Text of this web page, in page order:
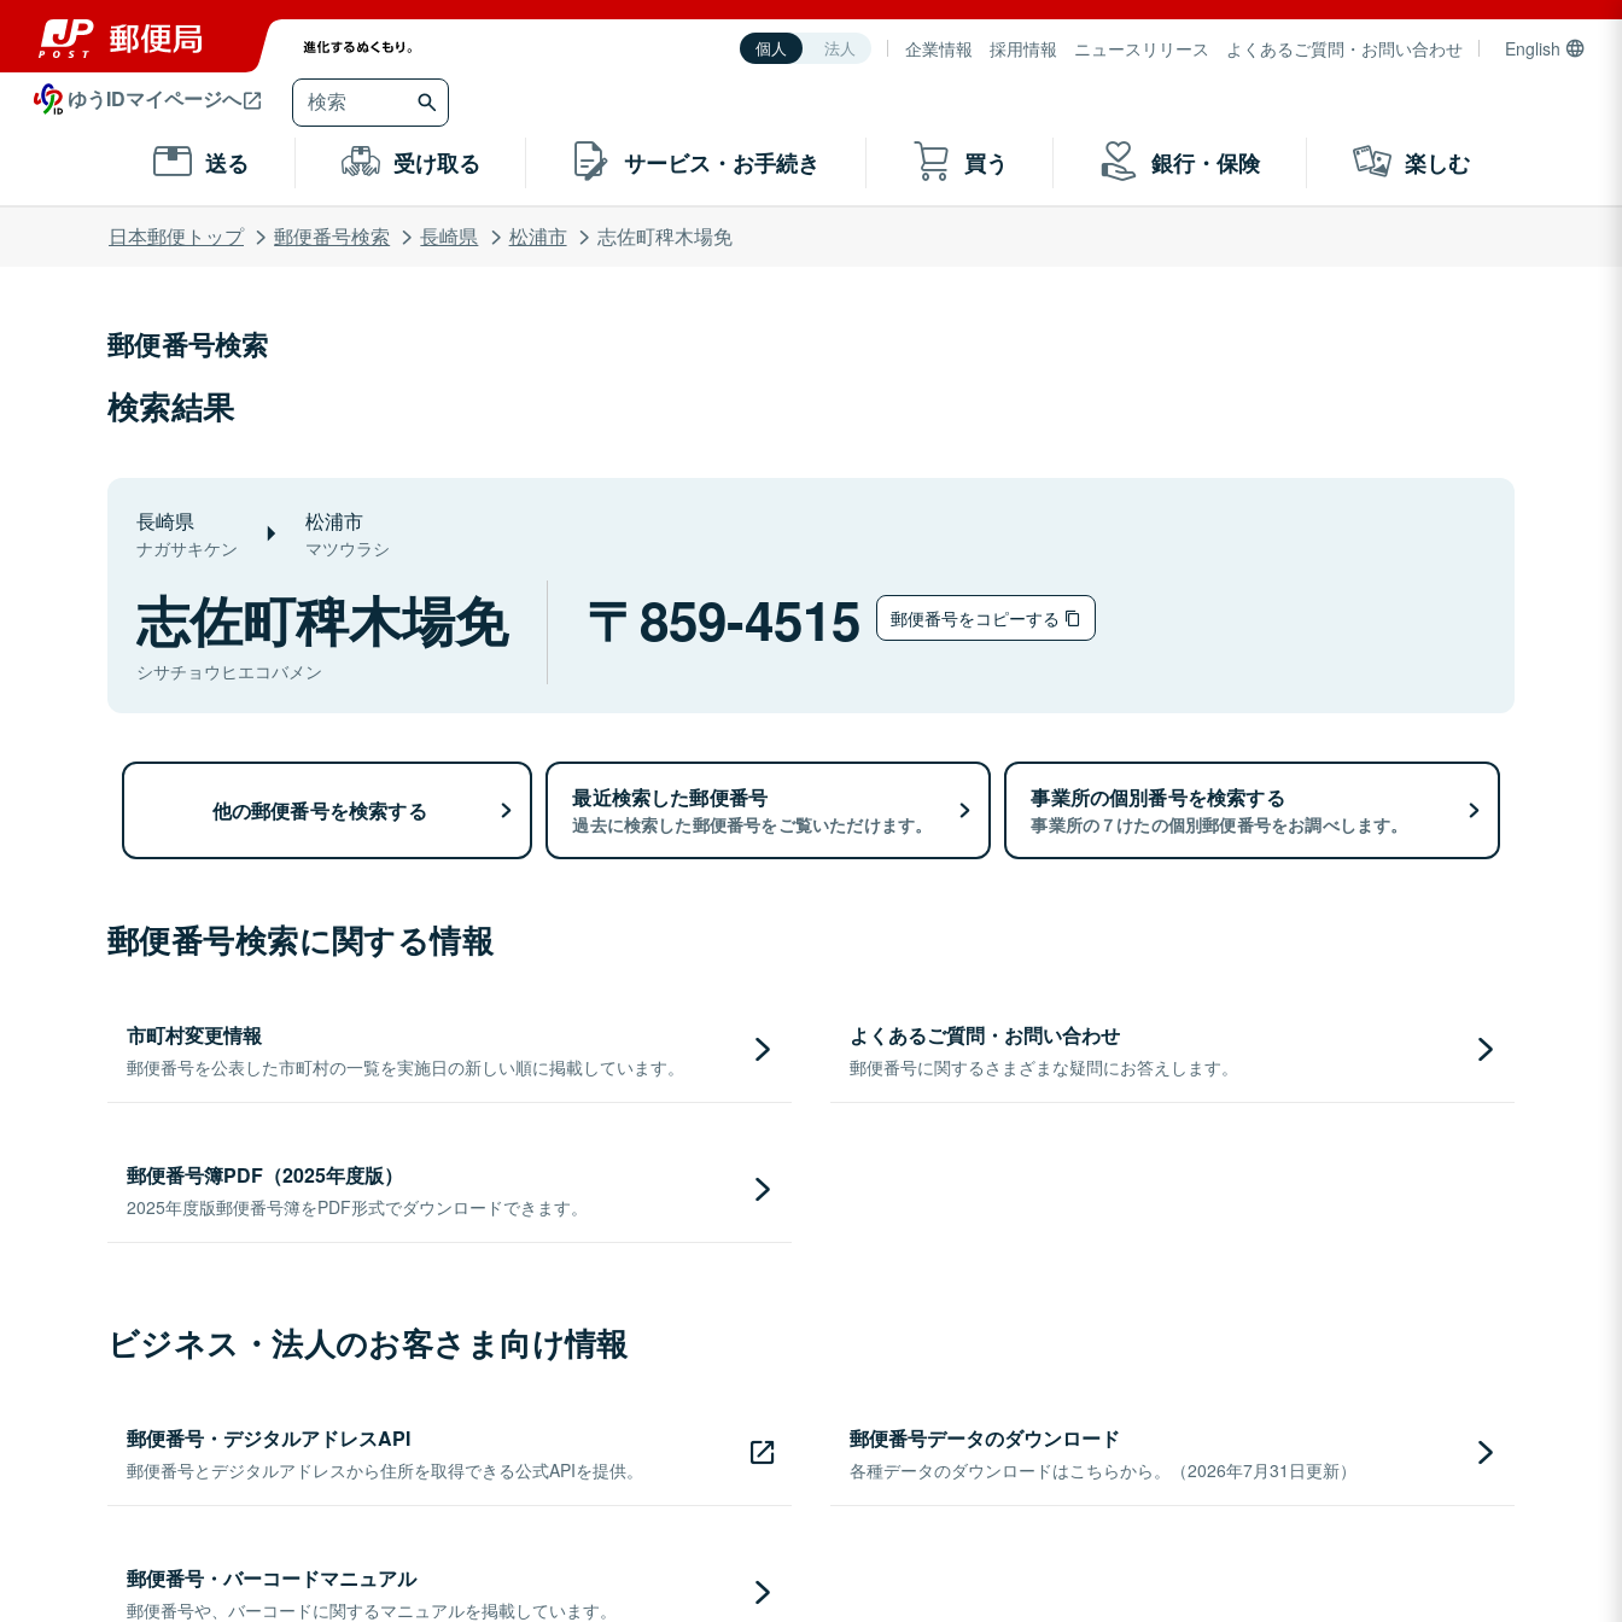
個人 法人 企業情報 採用情報 ニュースリリース よくあるご質問・お問い合わせ English
ゆうIDマイページへ
送る 受け取る サービス・お手続き 買う 銀行・保険 楽しむ
日本郵便トップ 郵便番号検索 長崎県 松浦市 志佐町稗木場免
郵便番号検索
検索結果
長崎県
ナガサキケン
松浦市
マツウラシ
志佐町稗木場免
シサチョウヒエコバメン
859-4515 郵便番号をコピーする
他の郵便番号を検索する 最近検索した郵便番号
過去に検索した郵便番号をご覧いただけます。
事業所の個別番号を検索する
事業所の７けたの個別郵便番号をお調べします。
郵便番号検索に関する情報
市町村変更情報
郵便番号を公表した市町村の一覧を実施日の新しい順に掲載しています。
よくあるご質問・お問い合わせ
郵便番号に関するさまざまな疑問にお答えします。
郵便番号簿PDF（2025年度版）
2025年度版郵便番号簿をPDF形式でダウンロードできます。
ビジネス・法人のお客さま向け情報
郵便番号・デジタルアドレスAPI
郵便番号とデジタルアドレスから住所を取得できる公式APIを提供。
郵便番号データのダウンロード
各種データのダウンロードはこちらから。（2026年7月31日更新）
郵便番号・バーコードマニュアル
郵便番号や、バーコードに関するマニュアルを掲載しています。